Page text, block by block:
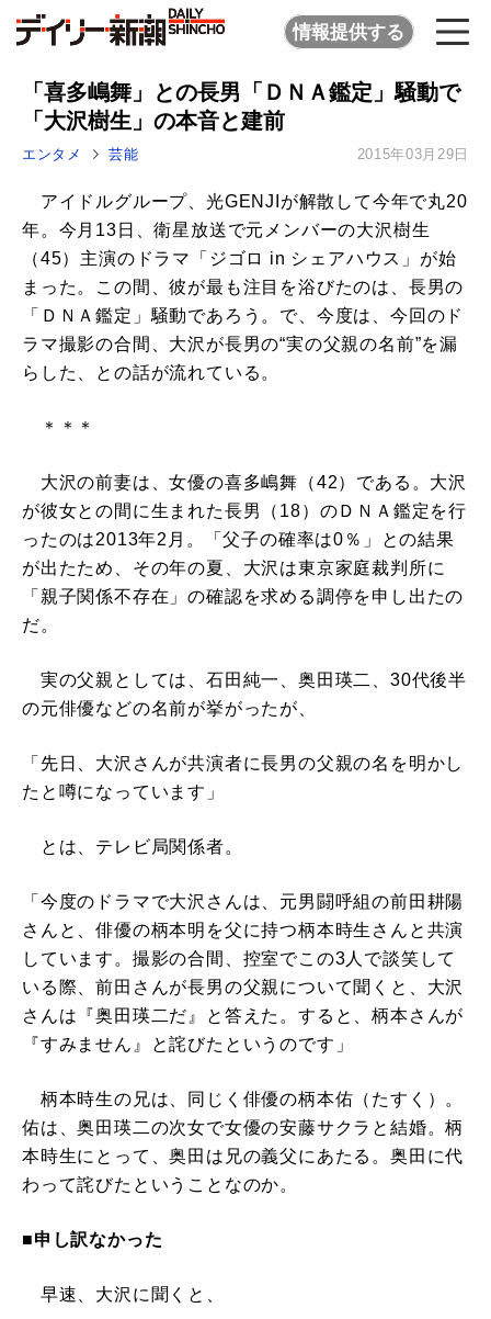
情報提供する
「喜多嶋舞」との長男「ＤＮＡ鑑定」騒動で
「大沢樹生」の本音と建前
エンタメ 芸能 2015年03月29日
アイドルグループ、光GENJIが解散して今年で丸20
年。今月13日、衛星放送で元メンバーの大沢樹生
（45）主演のドラマ「ジゴロ in シェアハウス」が始
まった。この間、彼が最も注目を浴びたのは、長男の
「ＤＮＡ鑑定」騒動であろう。で、今度は、今回のド
ラマ撮影の合間、大沢が長男の“実の父親の名前”を漏
らした、との話が流れている。
＊＊＊
大沢の前妻は、女優の喜多嶋舞（42）である。大沢
が彼女との間に生まれた長男（18）のＤＮＡ鑑定を行
ったのは2013年2月。「父子の確率は0％」との結果
が出たため、その年の夏、大沢は東京家庭裁判所に
「親子関係不存在」の確認を求める調停を申し出たの
だ。
実の父親としては、石田純一、奥田瑛二、30代後半
の元俳優などの名前が挙がったが、
「先日、大沢さんが共演者に長男の父親の名を明かし
たと噂になっています」
とは、テレビ局関係者。
「今度のドラマで大沢さんは、元男闘呼組の前田耕陽
さんと、俳優の柄本明を父に持つ柄本時生さんと共演
しています。撮影の合間、控室でこの3人で談笑して
いる際、前田さんが長男の父親について聞くと、大沢
さんは『奥田瑛二だ』と答えた。すると、柄本さんが
『すみません』と詫びたというのです」
柄本時生の兄は、同じく俳優の柄本佑（たすく）。
佑は、奥田瑛二の次女で女優の安藤サクラと結婚。柄
本時生にとって、奥田は兄の義父にあたる。奥田に代
わって詫びたということなのか。
■申し訳なかった
早速、大沢に聞くと、